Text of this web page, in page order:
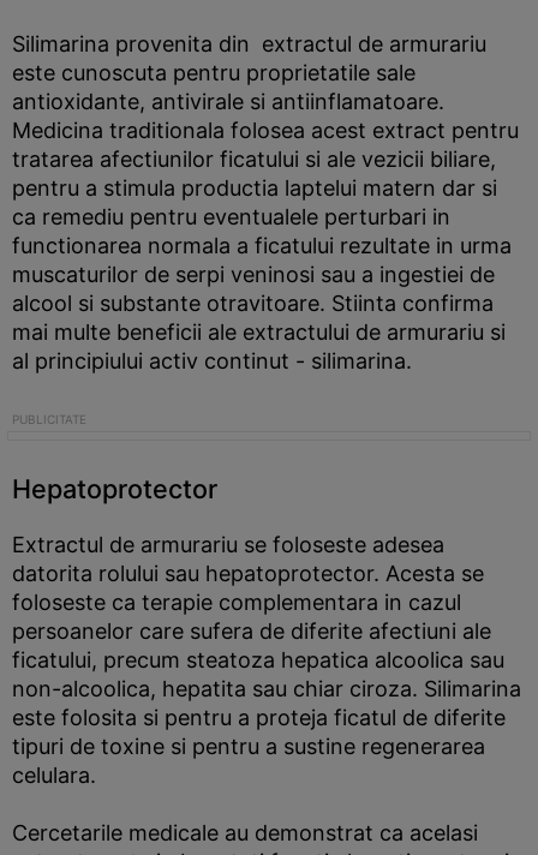
Silimarina provenita din extractul de armurariu
este cunoscuta pentru proprietatile sale
antioxidante, antivirale si antiinflamatoare.
Medicina traditionala folosea acest extract pentru
tratarea afectiunilor ficatului si ale vezicii biliare,
pentru a stimula productia laptelui matern dar si
ca remediu pentru eventualele perturbari in
functionarea normala a ficatului rezultate in urma
muscaturilor de serpi veninosi sau a ingestiei de
alcool si substante otravitoare. Stiinta confirma
mai multe beneficii ale extractului de armurariu si
al principiului activ continut - silimarina.
Hepatoprotector
Extractul de armurariu se foloseste adesea
datorita rolului sau hepatoprotector. Acesta se
foloseste ca terapie complementara in cazul
persoanelor care sufera de diferite afectiuni ale
ficatului, precum steatoza hepatica alcoolica sau
non-alcoolica, hepatita sau chiar ciroza. Silimarina
este folosita si pentru a proteja ficatul de diferite
tipuri de toxine si pentru a sustine regenerarea
celulara.
Cercetarile medicale au demonstrat ca acelasi